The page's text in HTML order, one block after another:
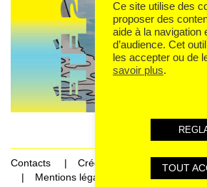
Contacts
Crédits
Mentions légales et données
Ce site utilise des
proposer des
aide à la navigation
d’audience. Cet
les accepter ou de
savoir plus.
TOUT